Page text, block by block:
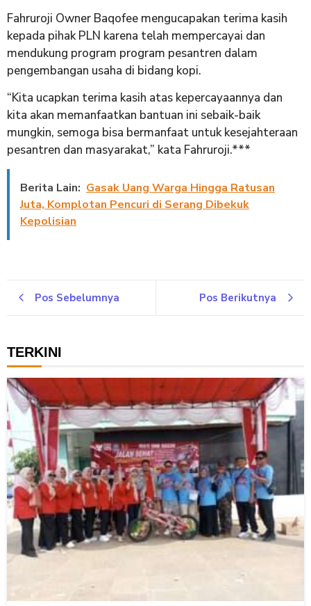
Fahruroji Owner Baqofee mengucapakan terima kasih
kepada pihak PLN karena telah mempercayai dan
mendukung program program pesantren dalam
pengembangan usaha di bidang kopi.
“Kita ucapkan terima kasih atas kepercayaannya dan
kita akan memanfaatkan bantuan ini sebaik-baik
mungkin, semoga bisa bermanfaat untuk kesejahteraan
pesantren dan masyarakat,” kata Fahruroji.***
Berita Lain: Gasak Uang Warga Hingga Ratusan
Juta, Komplotan Pencuri di Serang Dibekuk
Kepolisian
Pos Sebelumnya Pos Berikutnya
TERKINI